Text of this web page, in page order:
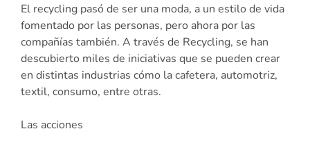
El recycling pasó de ser una moda, a un estilo de vida
fomentado por las personas, pero ahora por las
compañías también. A través de Recycling, se han
descubierto miles de iniciativas que se pueden crear
en distintas industrias cómo la cafetera, automotriz,
textil, consumo, entre otras.
Las acciones